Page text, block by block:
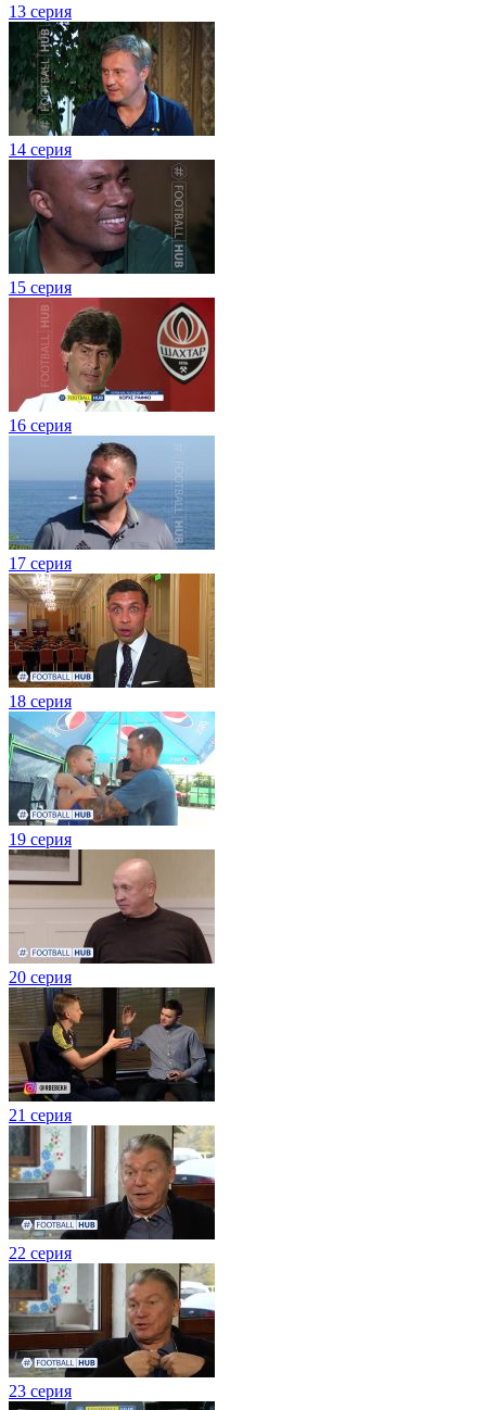
13 серия
14 серия
15 серия
16 серия
17 серия
18 серия
19 серия
20 серия
21 серия
22 серия
23 серия